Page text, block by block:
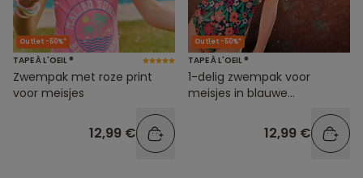
Outlet -50%*
TAPE À L'OEIL ®
Zwempak met roze print
voor meisjes
12,99 €
Outlet -50%*
TAPE À L'OEIL ®
1-delig zwempak voor
meisjes in blauwe
bloemenprint12,99 €